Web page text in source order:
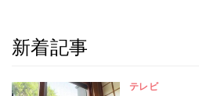
新着記事
テレビ